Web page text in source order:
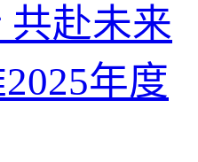
共赴未来
2025年度